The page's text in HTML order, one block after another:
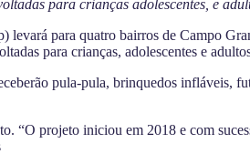
para crianças adolescentes, e
para quatro bairros de Campo
para crianças, adolescentes e
pula-pula, brinquedos
“O projeto iniciou em 2018 e com